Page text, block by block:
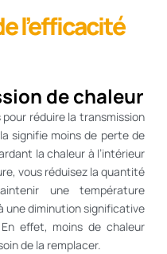
l’efficacité
de chaleur
réduire la transmission
signifie moins de perte de
la chaleur à l’intérieur
vous réduisez la quantité
une température
une diminution significative
effet, moins de chaleur
de la remplacer.